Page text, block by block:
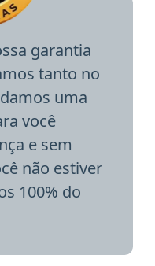
garantia
tanto no
uma
você
e sem
não estiver
100% do